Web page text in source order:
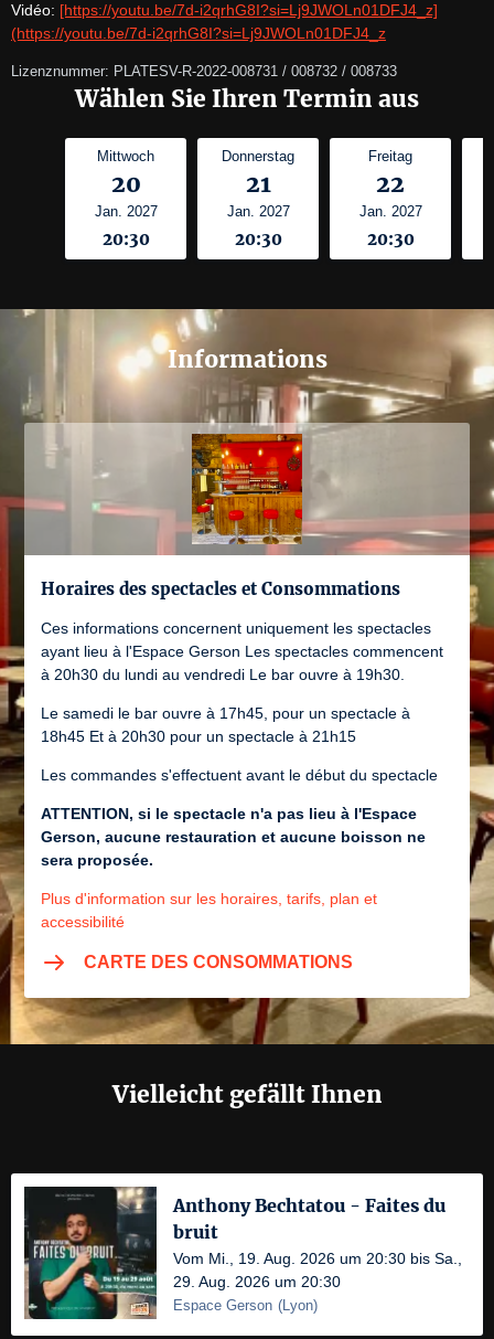
Vidéo: [https://youtu.be/7d-i2qrhG8I?si=Lj9JWOLn01DFJ4_z]
(https://youtu.be/7d-i2qrhG8I?si=Lj9JWOLn01DFJ4_z
Lizenznummer: PLATESV-R-2022-008731 / 008732 / 008733
Wählen Sie Ihren Termin aus
Mittwoch
20
Jan. 2027
20:30
Donnerstag
21
Jan. 2027
20:30
Freitag
22
Jan. 2027
20:30
Vielleicht gefällt Ihnen
Anthony Bechtatou - Faites du
bruit
Vom Mi., 19. Aug. 2026 um 20:30 bis Sa.,
29. Aug. 2026 um 20:30
Espace Gerson (Lyon)
Informations
Horaires des spectacles et Consommations
Ces informations concernent uniquement les spectacles
ayant lieu à l'Espace Gerson Les spectacles commencent
à 20h30 du lundi au vendredi Le bar ouvre à 19h30.
Le samedi le bar ouvre à 17h45, pour un spectacle à
18h45 Et à 20h30 pour un spectacle à 21h15
Les commandes s'effectuent avant le début du spectacle
ATTENTION, si le spectacle n'a pas lieu à l'Espace
Gerson, aucune restauration et aucune boisson ne
sera proposée.
Plus d'information sur les horaires, tarifs, plan et
accessibilité
CARTE DES CONSOMMATIONS